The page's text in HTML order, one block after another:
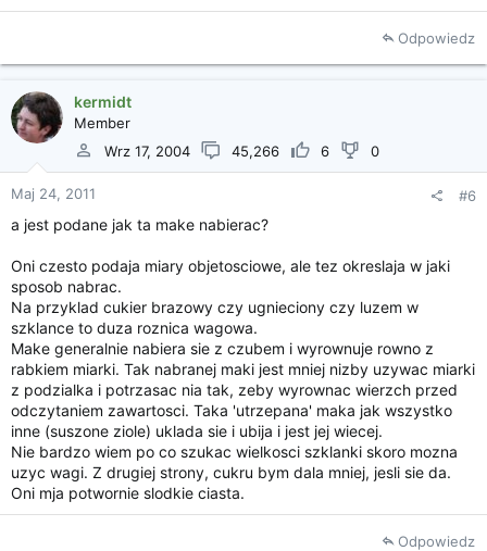
Odpowiedz
kermidt
Member
Wrz 17, 2004
45,266 6 0
Maj 24, 2011 #6
a jest podane jak ta make nabierac?
Oni czesto podaja miary objetosciowe, ale tez okreslaja w jaki
sposob nabrac.
Na przyklad cukier brazowy czy ugnieciony czy luzem w
szklance to duza roznica wagowa.
Make generalnie nabiera sie z czubem i wyrownuje rowno z
rabkiem miarki. Tak nabranej maki jest mniej nizby uzywac miarki
z podzialka i potrzasac nia tak, zeby wyrownac wierzch przed
odczytaniem zawartosci. Taka 'utrzepana' maka jak wszystko
inne (suszone ziole) uklada sie i ubija i jest jej wiecej.
Nie bardzo wiem po co szukac wielkosci szklanki skoro mozna
uzyc wagi. Z drugiej strony, cukru bym dala mniej, jesli sie da.
Oni mja potwornie slodkie ciasta.
Odpowiedz